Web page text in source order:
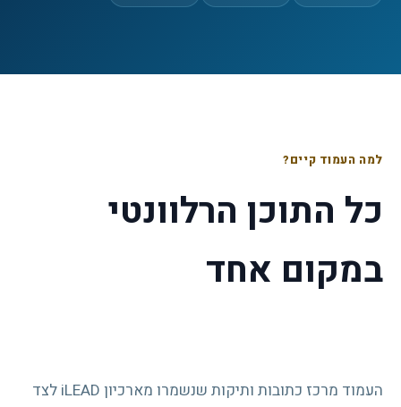
למה העמוד קיים?
כל התוכן הרלוונטי
במקום אחד
העמוד מרכז כתובות ותיקות שנשמרו מארכיון iLEAD לצד